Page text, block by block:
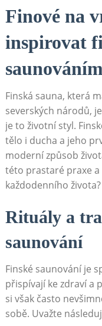
Finové na
inspirovat
Finská sauna, která‍
severských národů,
je ⁤to životní styl.
‌tělo i ducha a jeho
moderní způsob
⁤této prastaré praxe
každodenního života?
Rituály a‌
saunování
Finské​ saunování je
přispívají ke zdraví a
si však často⁤
sobě. Uvažte